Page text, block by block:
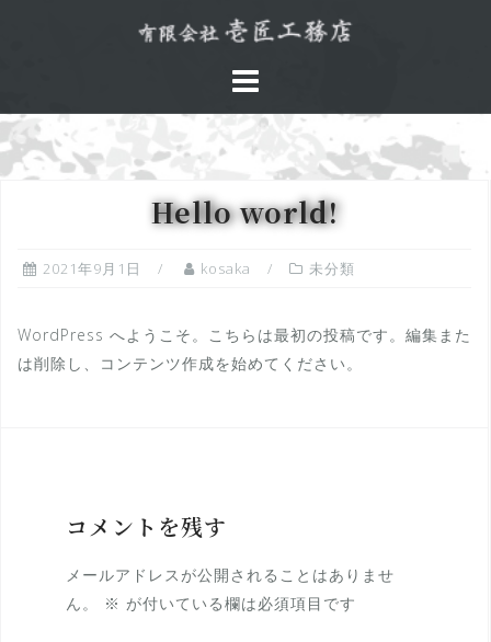
ツ
へ
ス
Hello world!
2021年9月1日 kosaka 未分類
WordPress へようこそ。こちらは最初の投稿です。編集また
は削除し、コンテンツ作成を始めてください。
コメントを残す
メールアドレスが公開されることはありませ
ん。
※ が付いている欄は必須項目です